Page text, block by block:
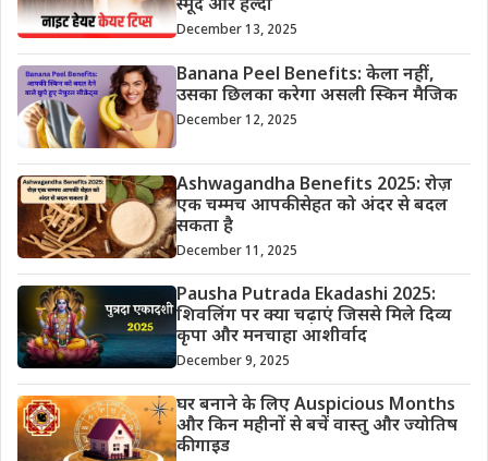
स्मूद और हेल्दी
December 13, 2025
Banana Peel Benefits: केला नहीं,
उसका छिलका करेगा असली स्किन मैजिक
December 12, 2025
Ashwagandha Benefits 2025: रोज़
एक चम्मच आपकी सेहत को अंदर से बदल
सकता है
December 11, 2025
Pausha Putrada Ekadashi 2025:
शिवलिंग पर क्या चढ़ाएं जिससे मिले दिव्य
कृपा और मनचाहा आशीर्वाद
December 9, 2025
घर बनाने के लिए Auspicious Months
और किन महीनों से बचें वास्तु और ज्योतिष
की गाइड